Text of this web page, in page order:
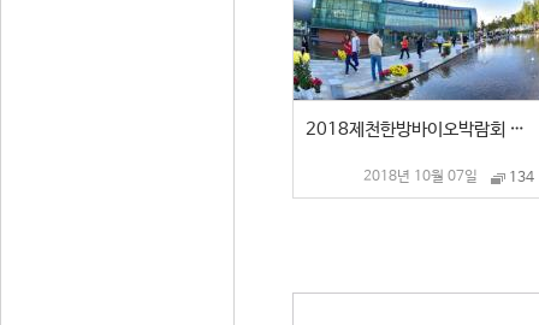
2018제천한방바이오박람회 주요 스케치
2018년 10월 07일 134